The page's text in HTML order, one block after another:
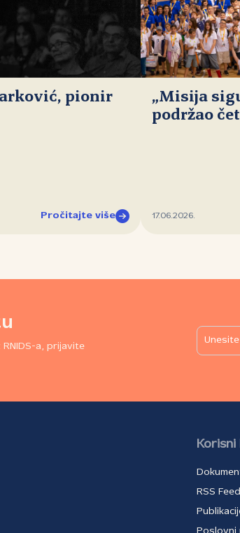
pionir
Pročitajte više
„Misija
podržao
17.06.2026.
a, prijavite
Korisni
RSS